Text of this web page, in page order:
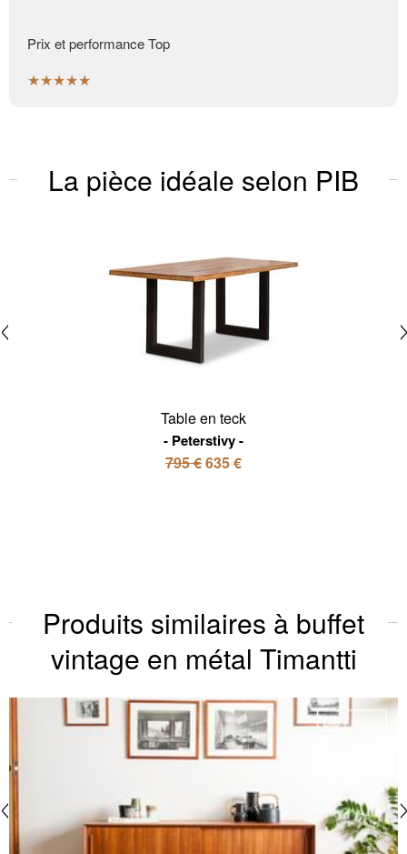
Prix et performance Top
★★★★★
La pièce idéale selon PIB
Table en teck
Peterstivy
795 €635 €
Produits similaires à buffet
vintage en métal Timantti